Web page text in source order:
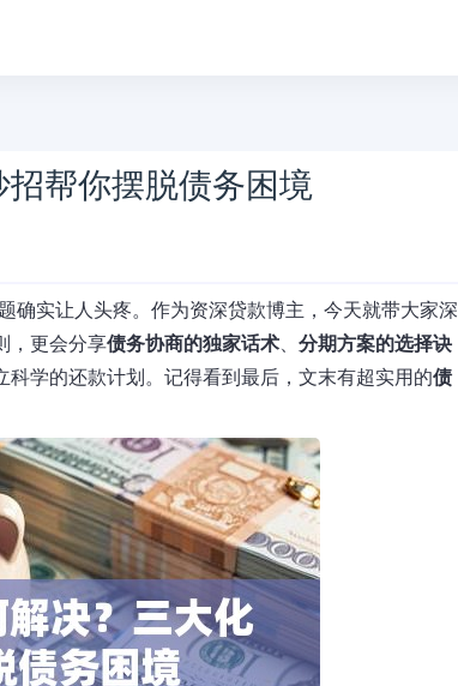
帮你摆脱债务困境
确实让人头疼。作为资深贷款博主，今天就带大家深
，更会分享债务协商的独家话术
分期方案的选择诀
科学的还款计划。记得看到最后，文末有超实用的债